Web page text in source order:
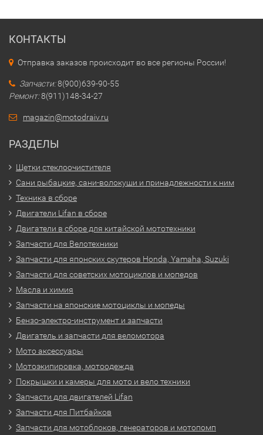
КОНТАКТЫ
Отправка заказов происходит во все регионы России!
Запчасти:8(900)639-90-55
Ремонт:8(911)148-34-27
magazin@motodraiv.ru
РАЗДЕЛЫ
Щетки стеклоочистителя
Сани рыбацкие, сани-волокуши и принадлежности к ним
Техника в сборе
Двигатели Lifan в сборе
Двигатели в сборе для китайской мототехники
Запчасти для Велотехники
Запчасти для японских скутеров Honda, Yamaha, Suzuki
Запчасти для советских мотоциклов и мопедов
Масла и химия
Запчасти на японские мотоциклы и мопеды
Бензо-электро-инструмент и запчасти
Двигатель и запчасти для веломотора
Мото аксессуары
Мотоэкипировка, мотоодежда
Покрышки и камеры для мото и вело техники
Запчасти для двигателей Lifan
Запчасти для Питбайков
Запчасти для мотоблоков, генераторов и мотопомп